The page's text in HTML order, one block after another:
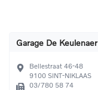
Garage De Keulenaer
Bellestraat 46-48
9100 SINT-NIKLAAS
03/780 58 74